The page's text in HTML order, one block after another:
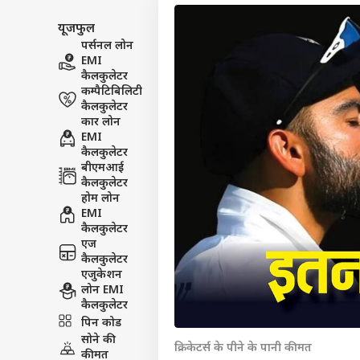
यूजफुल
पर्सनल लोन
EMI
कैलकुलेटर
कम्पैटिबिलिटी
कैलकुलेटर
कार लोन
EMI
कैलकुलेटर
बीएमआई
कैलकुलेटर
होम लोन
EMI
कैलकुलेटर
एज
कैलकुलेटर
एजुकेशन
लोन EMI
कैलकुलेटर
पिन कोड
सोने की
कीमत
क्रिकेटर्स के पीने के पानी कीमत
हॅलो गेस्ट